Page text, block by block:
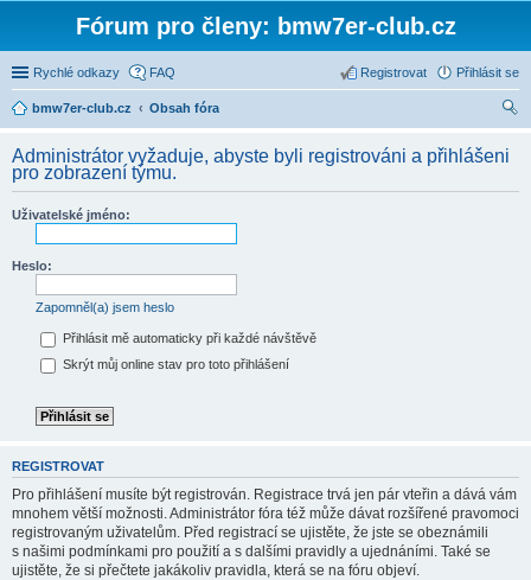
Fórum pro členy: bmw7er-club.cz
Rychlé odkazy FAQ Přihlásit se
Registrovat
bmw7er-club.cz
Obsah fóra
Administrátor vyžaduje, abyste byli registrováni a přihlášeni
pro zobrazení týmu.
Uživatelské jméno:
Heslo:
Zapomněl(a) jsem heslo
Přihlásit mě automaticky při každé návštěvě
Skrýt můj online stav pro toto přihlášení
REGISTROVAT
Pro přihlášení musíte být registrován. Registrace trvá jen pár vteřin a dává vám
mnohem větší možnosti. Administrátor fóra též může dávat rozšířené pravomoci
registrovaným uživatelům. Před registrací se ujistěte, že jste se obeznámili
s našimi podmínkami pro použití a s dalšími pravidly a ujednáními. Také se
ujistěte, že si přečtete jakákoliv pravidla, která se na fóru objeví.